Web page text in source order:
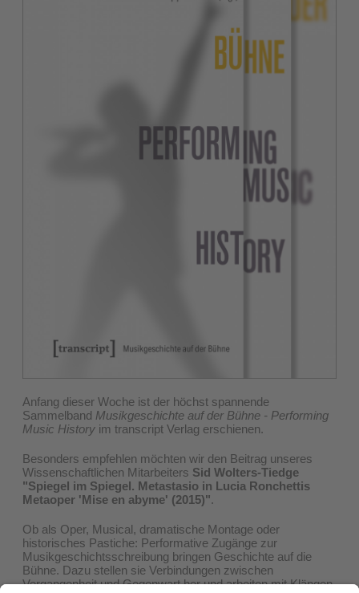
Anfang dieser Woche ist der höchst spannende
Sammelband Musikgeschichte auf der Bühne - Performing
Music History im transcript Verlag erschienen.
Besonders empfehlen möchten wir den Beitrag unseres
Wissenschaftlichen Mitarbeiters Sid Wolters-Tiedge
"Spiegel im Spiegel. Metastasio in Lucia Ronchettis
Metaoper 'Mise en abyme' (2015)".
Ob als Oper, Musical, dramatische Montage oder
historisches Pastiche: Performative Zugänge zur
Musikgeschichtsschreibung bringen Geschichte auf die
Bühne. Dazu stellen sie Verbindungen zwischen
Vergangenheit und Gegenwart her und arbeiten mit Klängen,